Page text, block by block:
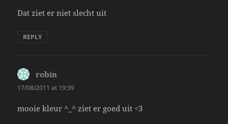
Dat ziet er niet slecht uit
REPLY
robin
17/08/2011 at 19:39
mooie kleur ^_^ ziet er goed uit <3